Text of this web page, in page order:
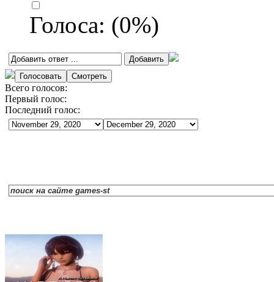
Голоса: (0%)
Всего голосов:
Первый голос:
Последний голос: